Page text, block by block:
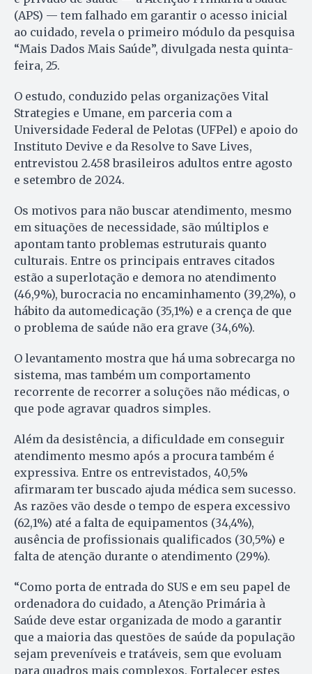
(APS) — tem falhado em garantir o acesso inicial
ao cuidado, revela o primeiro módulo da pesquisa
“Mais Dados Mais Saúde”, divulgada nesta quinta-
feira, 25.
O estudo, conduzido pelas organizações Vital
Strategies e Umane, em parceria com a
Universidade Federal de Pelotas (UFPel) e apoio do
Instituto Devive e da Resolve to Save Lives,
entrevistou 2.458 brasileiros adultos entre agosto
e setembro de 2024.
Os motivos para não buscar atendimento, mesmo
em situações de necessidade, são múltiplos e
apontam tanto problemas estruturais quanto
culturais. Entre os principais entraves citados
estão a superlotação e demora no atendimento
(46,9%), burocracia no encaminhamento (39,2%), o
hábito da automedicação (35,1%) e a crença de que
o problema de saúde não era grave (34,6%).
O levantamento mostra que há uma sobrecarga no
sistema, mas também um comportamento
recorrente de recorrer a soluções não médicas, o
que pode agravar quadros simples.
Além da desistência, a dificuldade em conseguir
atendimento mesmo após a procura também é
expressiva. Entre os entrevistados, 40,5%
afirmaram ter buscado ajuda médica sem sucesso.
As razões vão desde o tempo de espera excessivo
(62,1%) até a falta de equipamentos (34,4%),
ausência de profissionais qualificados (30,5%) e
falta de atenção durante o atendimento (29%).
“Como porta de entrada do SUS e em seu papel de
ordenadora do cuidado, a Atenção Primária à
Saúde deve estar organizada de modo a garantir
que a maioria das questões de saúde da população
sejam preveníveis e tratáveis, sem que evoluam
para quadros mais complexos. Fortalecer estes